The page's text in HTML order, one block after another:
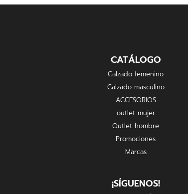
CATÁLOGO
Calzado femenino
Calzado masculino
ACCESORIOS
outlet mujer
Outlet hombre
Promociones
Marcas
¡SÍGUENOS!